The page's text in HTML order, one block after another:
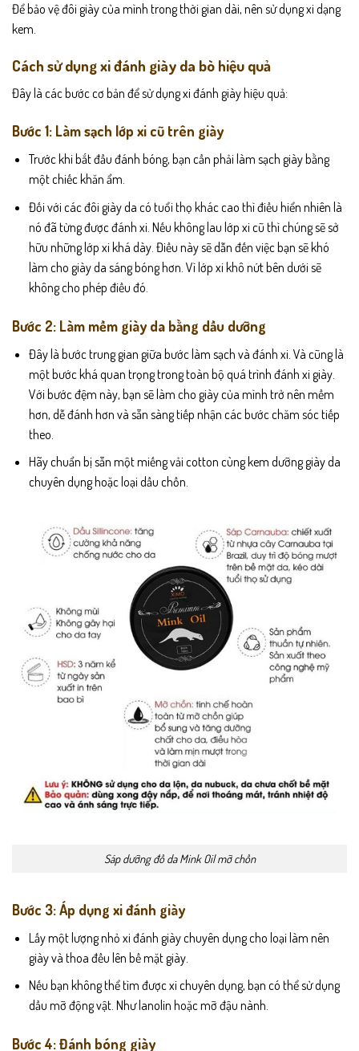
Để bảo vệ đôi giày của mình trong thời gian dài, nên sử dụng xi dạng
kem.
Cách sử dụng xi đánh giày da bò hiệu quả
Đây là các bước cơ bản để sử dụng xi đánh giày hiệu quả:
Bước 1: Làm sạch lớp xi cũ trên giày
Trước khi bắt đầu đánh bóng, bạn cần phải làm sạch giày bằng
một chiếc khăn ẩm.
Đối với các đôi giày da có tuổi thọ khác cao thì điều hiển nhiên là
nó đã từng được đánh xi. Nếu không lau lớp xi cũ thì chúng sẽ sở
hữu những lớp xi khá dày. Điều này sẽ dẫn đến việc bạn sẽ khó
làm cho giày da sáng bóng hơn. Vì lớp xi khô nứt bên dưới sẽ
không cho phép điều đó.
Bước 2: Làm mềm giày da bằng dầu dưỡng
Đây là bước trung gian giữa bước làm sạch và đánh xi. Và cũng là
một bước khá quan trọng trong toàn bộ quá trình đánh xi giày.
Với bước đệm này, bạn sẽ làm cho giày của mình trở nên mềm
hơn, dễ đánh hơn và sẵn sàng tiếp nhận các bước chăm sóc tiếp
theo.
Hãy chuẩn bị sẵn một miếng vải cotton cùng kem dưỡng giày da
chuyên dụng hoặc loại dầu chồn.
Sáp dưỡng đồ da Mink Oil mỡ chồn
Bước 3: Áp dụng xi đánh giày
Lấy một lượng nhỏ xi đánh giày chuyên dụng cho loại làm nên
giày và thoa đều lên bề mặt giày.
Nếu bạn không thể tìm được xi chuyên dụng, bạn có thể sử dụng
dầu mỡ động vật. Như lanolin hoặc mỡ đậu nành.
Bước 4: Đánh bóng giày